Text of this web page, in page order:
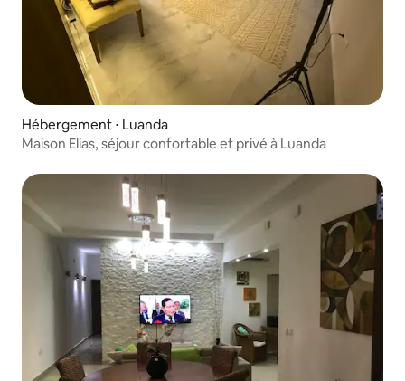
Hébergement ⋅ Luanda
Maison Elias, séjour confortable et privé à Luanda